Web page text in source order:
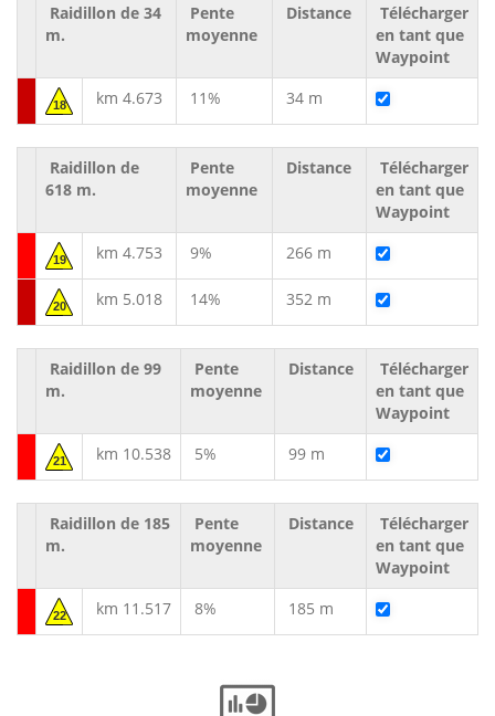
Raidillon de 34
m.
Pente
moyenne
Distance
Télécharger
en tant que
Waypoint
18 km 4.673 11% 34 m
Raidillon de
618 m.
Pente
moyenne
Distance
Télécharger
en tant que
Waypoint
19 km 4.753 9% 266 m
20 km 5.018 14% 352 m
Raidillon de 99
m.
Pente
moyenne
Distance
Télécharger
en tant que
Waypoint
21 km 10.538 5% 99 m
Raidillon de 185
m.
Pente
moyenne
Distance
Télécharger
en tant que
Waypoint
22 km 11.517 8% 185 m